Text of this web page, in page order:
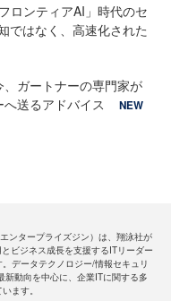
ロンティアAI」時代のセ
ではなく、高速化された
ガートナーの専門家が
送るアドバイス
NEW
ンタープライズジン）は、翔泳社が
ビジネス成長を支援するITリーダー
データテクノロジー/情報セキュリ
新動向を中心に、企業ITに関する多
ます。